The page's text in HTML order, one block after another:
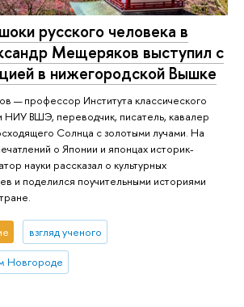
русского человека в
Мещеряков выступил с
в нижегородской Вышке
— профессор Института классического
НИУ ВШЭ, переводчик, писатель, кавалер
Солнца с золотыми лучами. На
о Японии и японцах историк-
науки рассказал о культурных
и поделился поучительными историями
взгляд ученого